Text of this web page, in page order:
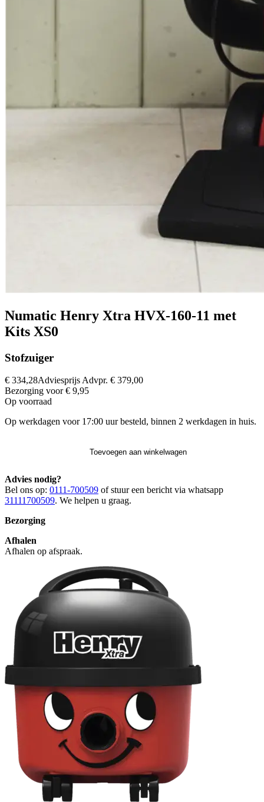
Numatic Henry Xtra HVX-160-11 met
Kits XS0
Stofzuiger
€ 334,28Adviesprijs Advpr. € 379,00
Bezorging voor € 9,95
Op voorraad
Op werkdagen voor 17:00 uur besteld, binnen 2 werkdagen in huis.
Toevoegen aan winkelwagen
Advies nodig?
Bel ons op: 0111-700509 of stuur een bericht via whatsapp
31111700509. We helpen u graag.
Bezorging
Afhalen
Afhalen op afspraak.